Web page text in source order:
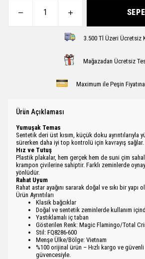
3.500 Tl Üzeri Ücretsiz
Mağazadan Ücretsiz
Maximum ile Peşin
Ürün Açıklaması
Yumuşak Temas
Sentetik deri üst kısım, küçük doku ayrıntılarıyla
sürerken daha iyi top kontrolü için kavrayış sağlar.
Hız ve Tutuş
Plastik plakalar, hem gerçek hem de suni çim
krampon çivilerine sahiptir. Farklı zeminlerde
yönlüdür.
Rahat Uyum
Rahat astar ayağını sararak doğal ve sıkı bir yapı
Ürün Ayrıntıları
Klasik bağcıklar
Doğal ve sentetik zeminlerde kullanım
Yastıklamalı iç taban
Gösterilen Renk: Magic Flamingo/Total
Stil: FQ8286-600
Menşe Ülke/Bölge: Vietnam
%100 orijinal ürün – Hızlı kargo ve
güvencesiyle.